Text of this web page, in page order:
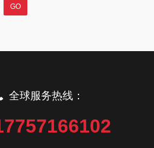
全球服务热线：